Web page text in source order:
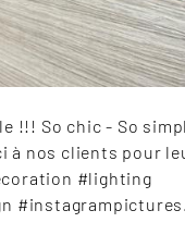
!!! So chic - So
à nos clients pour
#lighting